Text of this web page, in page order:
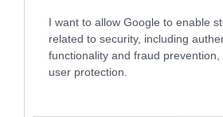
I want to allow Google to enable
related to security, including
functionality and fraud
user protection.